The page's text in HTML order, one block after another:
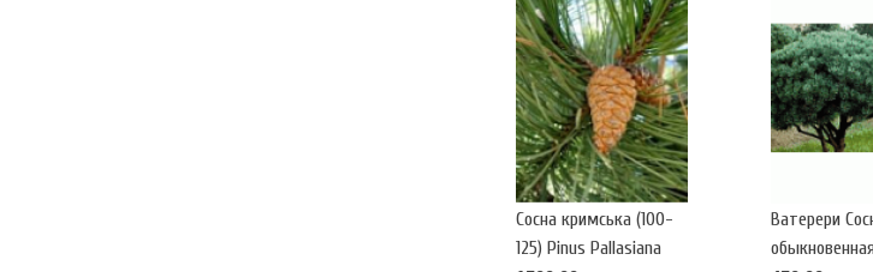
Сосна кримська (100-
125) Pinus Pallasiana
Ватерери